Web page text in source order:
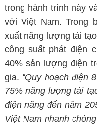
trong hành trình này
với Việt Nam. Trong
xuất năng lượng tái
công suất phát điện
40% sản lượng điện
gia. "Quy hoạch điện
75% năng lượng tái
điện năng đến năm
Việt Nam nhanh